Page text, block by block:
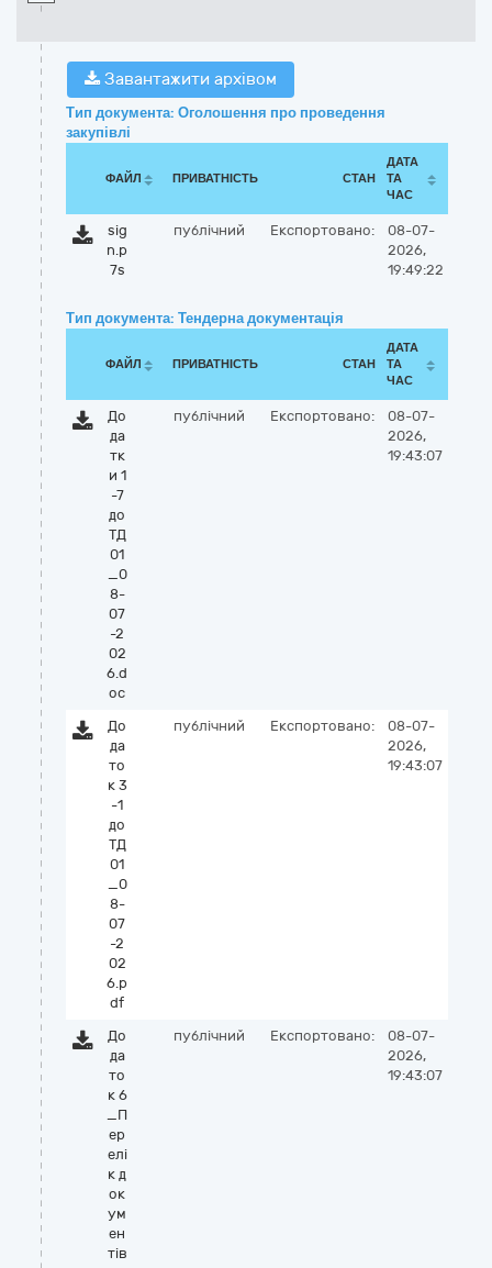
Завантажити архівом
Тип документа: Оголошення про проведення
закупівлі
ФАЙЛ ПРИВАТНІСТЬ СТАН
ДАТА
ТА
ЧАС
sig
n.p
7s
публічний Експортовано:
08-07-
2026,
19:49:22
Тип документа: Тендерна документація
ФАЙЛ ПРИВАТНІСТЬ СТАН
ДАТА
ТА
ЧАС
До
да
тк
и 1
-7
до
ТД
01
_0
8-
07
-2
02
6.d
oc
публічний Експортовано:
08-07-
2026,
19:43:07
До
да
то
к 3
-1
до
ТД
01
_0
8-
07
-2
02
6.p
df
публічний Експортовано:
08-07-
2026,
19:43:07
До
да
то
к 6
_П
ер
елі
к д
ок
ум
ен
тів
публічний Експортовано:
08-07-
2026,
19:43:07